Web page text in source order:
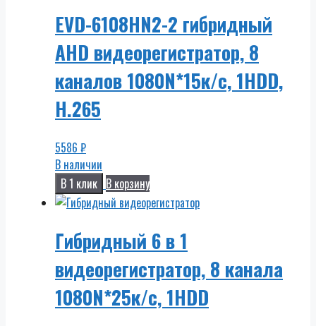
EVD-6108HN2-2 гибридный
AHD видеорегистратор, 8
каналов 1080N*15к/с, 1HDD,
H.265
5586 ₽
В наличии
В 1 клик В корзину
Гибридный 6 в 1
видеорегистратор, 8 канала
1080N*25к/с, 1HDD